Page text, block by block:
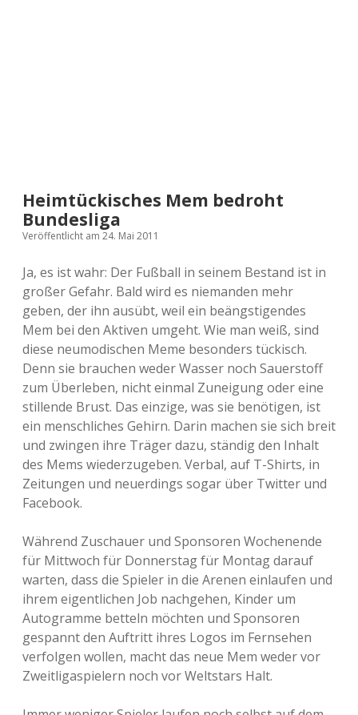
Heimtückisches Mem bedroht
Bundesliga
Veröffentlicht am 24. Mai 2011
Ja, es ist wahr: Der Fußball in seinem Bestand ist in
großer Gefahr. Bald wird es niemanden mehr
geben, der ihn ausübt, weil ein beängstigendes
Mem bei den Aktiven umgeht. Wie man weiß, sind
diese neumodischen Meme besonders tückisch.
Denn sie brauchen weder Wasser noch Sauerstoff
zum Überleben, nicht einmal Zuneigung oder eine
stillende Brust. Das einzige, was sie benötigen, ist
ein menschliches Gehirn. Darin machen sie sich breit
und zwingen ihre Träger dazu, ständig den Inhalt
des Mems wiederzugeben. Verbal, auf T-Shirts, in
Zeitungen und neuerdings sogar über Twitter und
Facebook.
Während Zuschauer und Sponsoren Wochenende
für Mittwoch für Donnerstag für Montag darauf
warten, dass die Spieler in die Arenen einlaufen und
ihrem eigentlichen Job nachgehen, Kinder um
Autogramme betteln möchten und Sponsoren
gespannt den Auftritt ihres Logos im Fernsehen
verfolgen wollen, macht das neue Mem weder vor
Zweitligaspielern noch vor Weltstars Halt.